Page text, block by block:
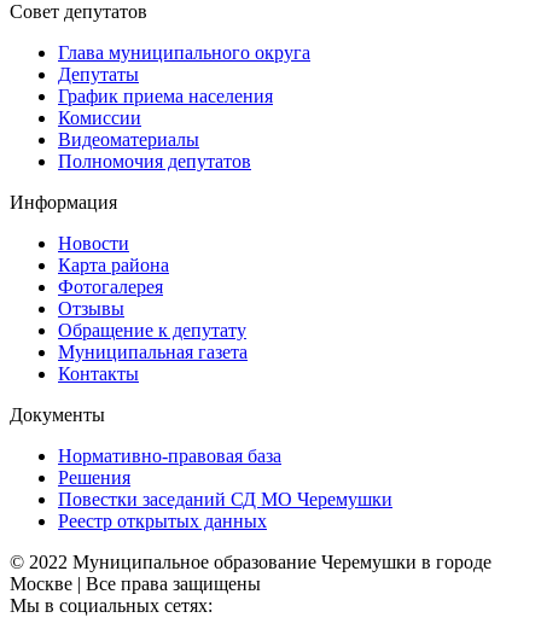
Совет депутатов
Глава муниципального округа
Депутаты
График приема населения
Комиссии
Видеоматериалы
Полномочия депутатов
Информация
Новости
Карта района
Фотогалерея
Отзывы
Обращение к депутату
Муниципальная газета
Контакты
Документы
Нормативно-правовая база
Решения
Повестки заседаний СД МО Черемушки
Реестр открытых данных
© 2022 Муниципальное образование Черемушки в городе
Москве | Все права защищены
Мы в социальных сетях: